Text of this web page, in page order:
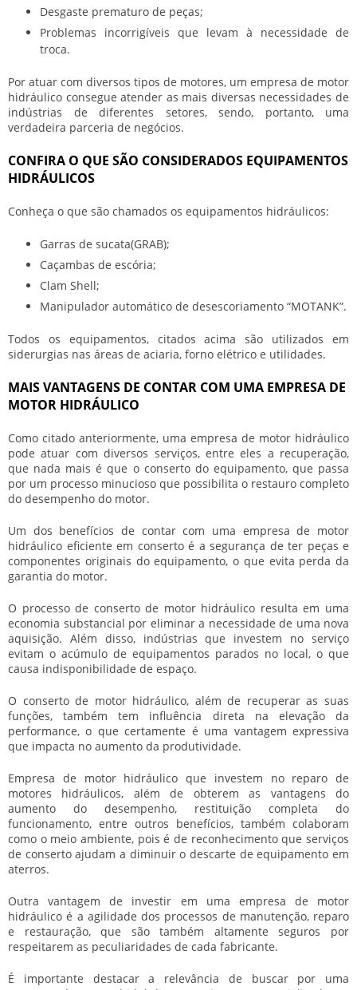
Desgaste prematuro de peças;
Problemas incorrigíveis que levam à necessidade de
troca.
Por atuar com diversos tipos de motores, um empresa de motor
hidráulico consegue atender as mais diversas necessidades de
indústrias de diferentes setores, sendo, portanto, uma
verdadeira parceria de negócios.
CONFIRA O QUE SÃO CONSIDERADOS EQUIPAMENTOS
HIDRÁULICOS
Conheça o que são chamados os equipamentos hidráulicos:
Garras de sucata(GRAB);
Caçambas de escória;
Clam Shell;
Manipulador automático de desescoriamento “MOTANK”.
Todos os equipamentos, citados acima são utilizados em
siderurgias nas áreas de aciaria, forno elétrico e utilidades.
MAIS VANTAGENS DE CONTAR COM UMA EMPRESA DE
MOTOR HIDRÁULICO
Como citado anteriormente, uma empresa de motor hidráulico
pode atuar com diversos serviços, entre eles a recuperação,
que nada mais é que o conserto do equipamento, que passa
por um processo minucioso que possibilita o restauro completo
do desempenho do motor.
Um dos benefícios de contar com uma empresa de motor
hidráulico eficiente em conserto é a segurança de ter peças e
componentes originais do equipamento, o que evita perda da
garantia do motor.
O processo de conserto de motor hidráulico resulta em uma
economia substancial por eliminar a necessidade de uma nova
aquisição. Além disso, indústrias que investem no serviço
evitam o acúmulo de equipamentos parados no local, o que
causa indisponibilidade de espaço.
O conserto de motor hidráulico, além de recuperar as suas
funções, também tem influência direta na elevação da
performance, o que certamente é uma vantagem expressiva
que impacta no aumento da produtividade.
Empresa de motor hidráulico que investem no reparo de
motores hidráulicos, além de obterem as vantagens do
aumento do desempenho, restituição completa do
funcionamento, entre outros benefícios, também colaboram
como o meio ambiente, pois é de reconhecimento que serviços
de conserto ajudam a diminuir o descarte de equipamento em
aterros.
Outra vantagem de investir em uma empresa de motor
hidráulico é a agilidade dos processos de manutenção, reparo
e restauração, que são também altamente seguros por
respeitarem as peculiaridades de cada fabricante.
É importante destacar a relevância de buscar por uma